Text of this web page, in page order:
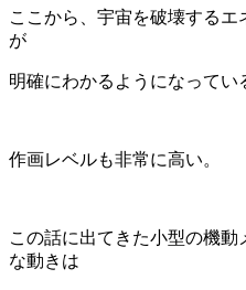
ここから、宇宙を破壊する
が
明確にわかるようになってい
作画レベルも非常に高い。
この話に出てきた小型の機
な動きは